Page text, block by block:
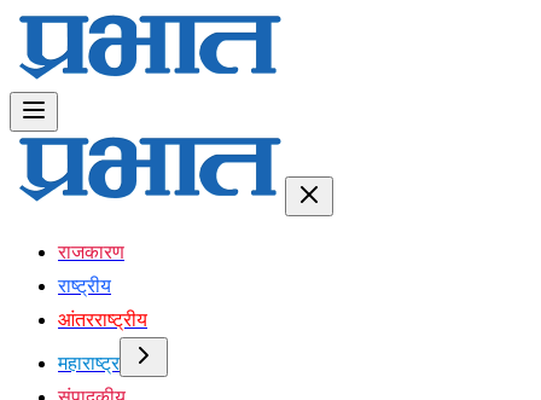
राजकारण
राष्ट्रीय
आंतरराष्ट्रीय
महाराष्ट्र